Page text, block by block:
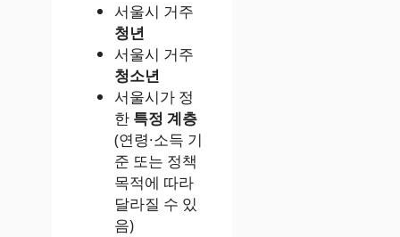
서울시 거주
청년
서울시 거주
청소년
서울시가 정
한 특정 계층
(연령·소득 기
준 또는 정책
목적에 따라
달라질 수 있
음)